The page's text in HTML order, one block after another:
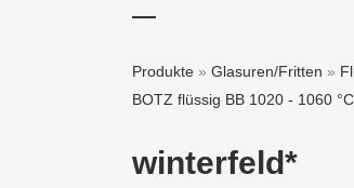
Produkte » Glasuren/Fritten »
BOTZ flüssig BB 1020 - 1060 °C
winterfeld*